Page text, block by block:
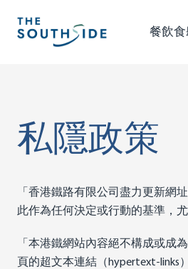
餐飲
私隱政策
「香港鐵路有限公司盡力更新網
此作為任何決定或行動的基準，
「本港鐵網站內容絕不構成或成
頁的超文本連結（hypertext-links